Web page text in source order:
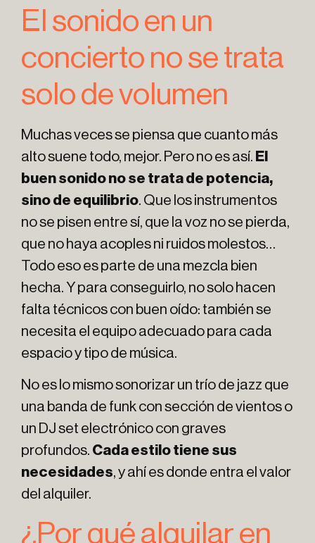
El sonido en un
concierto no se trata
solo de volumen
Muchas veces se piensa que cuanto más
alto suene todo, mejor. Pero no es así. El
buen sonido no se trata de potencia,
sino de equilibrio. Que los instrumentos
no se pisen entre sí, que la voz no se pierda,
que no haya acoples ni ruidos molestos…
Todo eso es parte de una mezcla bien
hecha. Y para conseguirlo, no solo hacen
falta técnicos con buen oído: también se
necesita el equipo adecuado para cada
espacio y tipo de música.
No es lo mismo sonorizar un trío de jazz que
una banda de funk con sección de vientos o
un DJ set electrónico con graves
profundos. Cada estilo tiene sus
necesidades, y ahí es donde entra el valor
del alquiler.
¿Por qué alquilar en